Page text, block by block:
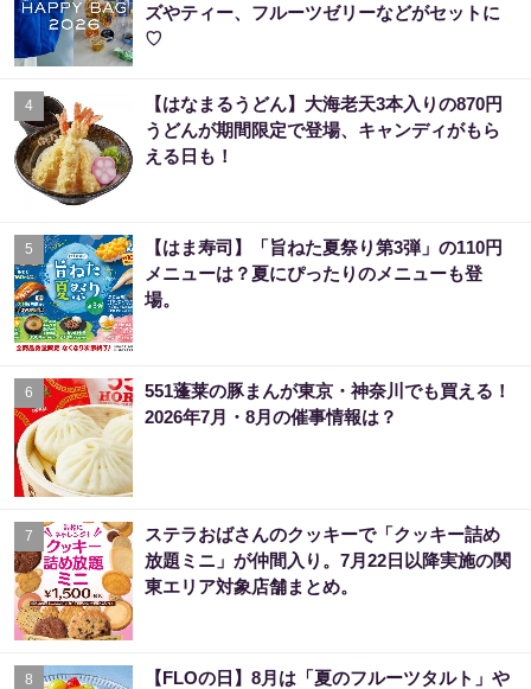
ズやティー、フルーツゼリーなどがセットに
♡
4
【はなまるうどん】大海老天3本入りの870円
うどんが期間限定で登場、キャンディがもら
える日も！
5
【はま寿司】「旨ねた夏祭り第3弾」の110円
メニューは？夏にぴったりのメニューも登
場。
6
551蓬莱の豚まんが東京・神奈川でも買える！
2026年7月・8月の催事情報は？
7
ステラおばさんのクッキーで「クッキー詰め
放題ミニ」が仲間入り。7月22日以降実施の関
東エリア対象店舗まとめ。
8
【FLOの日】8月は「夏のフルーツタルト」や